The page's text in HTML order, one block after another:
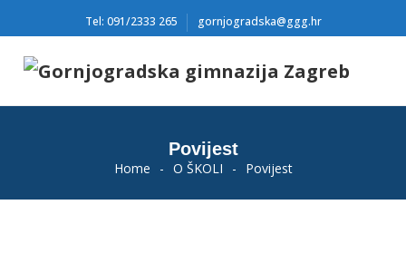
Tel: 091/2333 265 gornjogradska@ggg.hr
Povijest
Home - O ŠKOLI - Povijest